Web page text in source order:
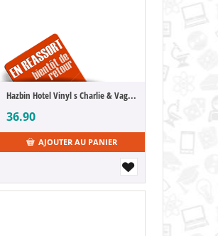
Hazbin Hotel Vinyl s Charlie & Vaggie Monitor Buddiez
36.90
AJOUTER AU PANIER